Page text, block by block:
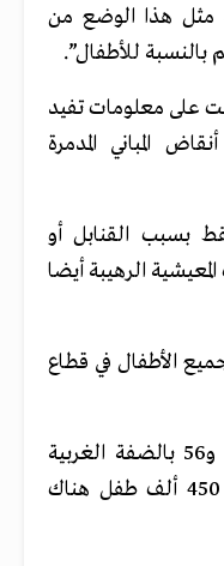
مثل هذا الوضع من
للأطفال”.
على معلومات تفيد
تحت أنقاض المباني المدمرة
بسبب القنابل أو
الرهيبة أيضا
الأطفال في قطاع
وأضافت أن 35 طفلا في إسرائيل و56 بالضفة الغربية
قتلوا منذ 7 أكتوبر الفائت، وأن 450 ألف طفل هناك